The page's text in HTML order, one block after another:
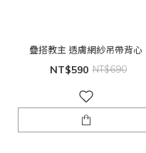
疊搭教主 透膚網紗吊帶背心
NT$590 NT$690